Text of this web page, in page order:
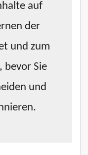
auf
der
und zum
bevor Sie
und